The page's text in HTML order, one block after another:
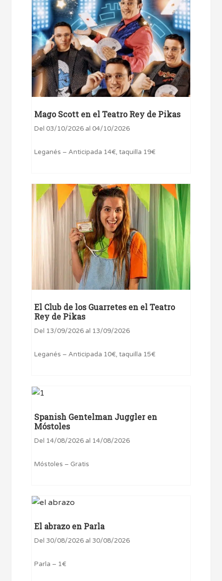
Mago Scott en el Teatro Rey de Pikas
Del 03/10/2026 al 04/10/2026
Leganés – Anticipada 14€, taquilla 19€
El Club de los Guarretes en el Teatro
Rey de Pikas
Del 13/09/2026 al 13/09/2026
Leganés – Anticipada 10€, taquilla 15€
Spanish Gentelman Juggler en
Móstoles
Del 14/08/2026 al 14/08/2026
Móstoles – Gratis
El abrazo en Parla
Del 30/08/2026 al 30/08/2026
Parla – 1€